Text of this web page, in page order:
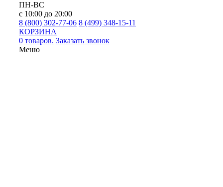
ПН-ВС
с 10:00 до 20:00
8 (800) 302-77-06 8 (499) 348-15-11
КОРЗИНА
0 товаров. Заказать звонок
Меню